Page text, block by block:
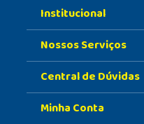
Institucional
Sobre A Nossa Drogaria
Nossa História
Nossas Lojas
Nossos Serviços
Retire Na Loja
Vacinas
Central de Dúvidas
Formas de Pagamento
Minha Conta